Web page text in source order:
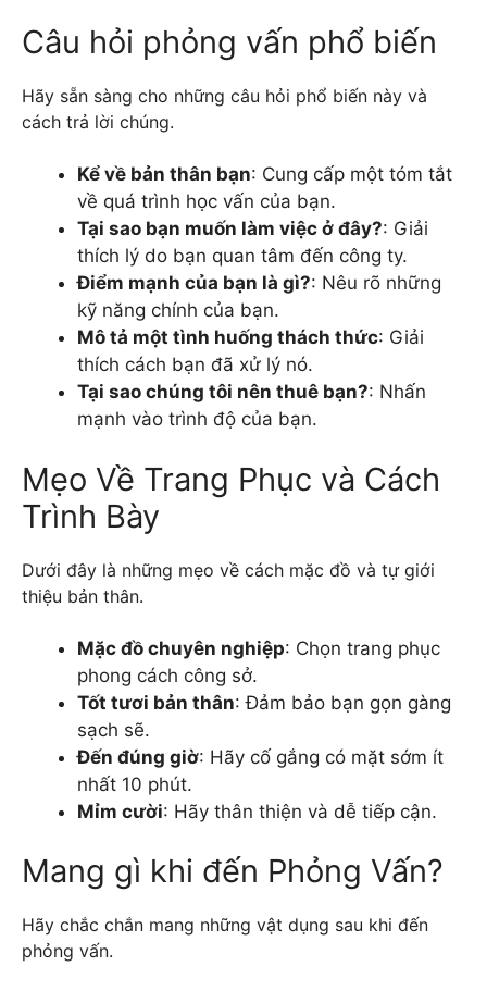
Câu hỏi phỏng vấn phổ biến
Hãy sẵn sàng cho những câu hỏi phổ biến này và
cách trả lời chúng.
Kể về bản thân bạn: Cung cấp một tóm tắt
về quá trình học vấn của bạn.
Tại sao bạn muốn làm việc ở đây?: Giải
thích lý do bạn quan tâm đến công ty.
Điểm mạnh của bạn là gì?: Nêu rõ những
kỹ năng chính của bạn.
Mô tả một tình huống thách thức: Giải
thích cách bạn đã xử lý nó.
Tại sao chúng tôi nên thuê bạn?: Nhấn
mạnh vào trình độ của bạn.
Mẹo Về Trang Phục và Cách
Trình Bày
Dưới đây là những mẹo về cách mặc đồ và tự giới
thiệu bản thân.
Mặc đồ chuyên nghiệp: Chọn trang phục
phong cách công sở.
Tốt tươi bản thân: Đảm bảo bạn gọn gàng
sạch sẽ.
Đến đúng giờ: Hãy cố gắng có mặt sớm ít
nhất 10 phút.
Mỉm cười: Hãy thân thiện và dễ tiếp cận.
Mang gì khi đến Phỏng Vấn?
Hãy chắc chắn mang những vật dụng sau khi đến
phỏng vấn.